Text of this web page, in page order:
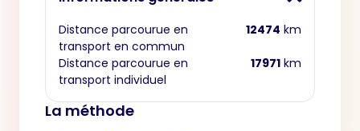
Distance parcourue en
transport en commun
12474 km
Distance parcourue en
transport individuel
17971 km
La méthode